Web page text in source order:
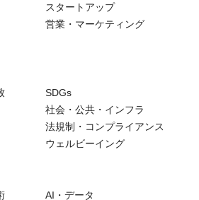
スタートアップ
営業・マーケティング
SDGs
社会・公共・インフラ
法規制・コンプライアンス
ウェルビーイング
AI・データ